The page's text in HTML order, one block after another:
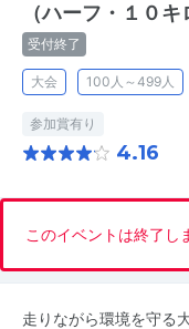
（ハーフ・１０
受付終了
大会 100人～499人
参加賞有り
4.16
このイベントは終了し
走りながら環境を守る